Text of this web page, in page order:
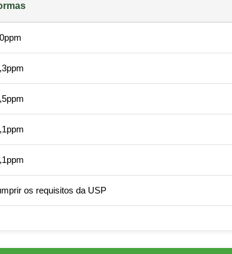
os requisitos da USP